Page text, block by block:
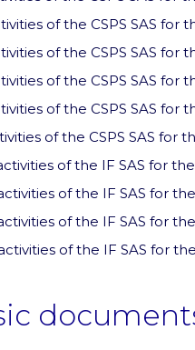
of the CSPS SAS for
of the CSPS SAS for
of the CSPS SAS for
of the CSPS SAS for
of the CSPS SAS for
of the IF SAS for
of the IF SAS for
of the IF SAS for
of the IF SAS for the